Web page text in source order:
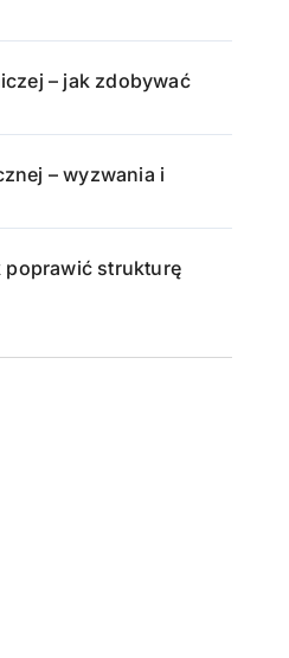
– jak zdobywać
– wyzwania i
poprawić strukturę